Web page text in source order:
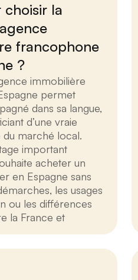
choisir la
francophone
?
immobilière
permet
dans sa langue,
d’une vraie
du marché local.
important
acheter un
en Espagne sans
les usages
ou les différences
la France et